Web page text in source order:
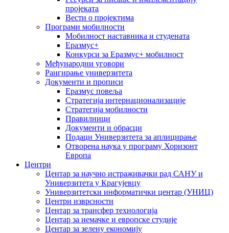
пројеката
Вести о пројектима
Програми мобилности
Мобилност наставника и студената
Еразмус+
Конкурси за Еразмус+ мобилност
Међународни уговори
Рангирање универзитета
Документи и прописи
Еразмус повеља
Стратегија интернационализације
Стратегија мобилности
Правилници
Документи и обрасци
Подаци Универзитета за аплицирање
Отворена наука у програму Хоризонт
Европа
Центри
Центар за научно истраживачки рад САНУ и
Универзитета у Крагујевцу
Универзитетски информатички центар (УНИЦ)
Центри изврсности
Центар за трансфер технологија
Центар за немачке и европске студије
Центар за зелену економију